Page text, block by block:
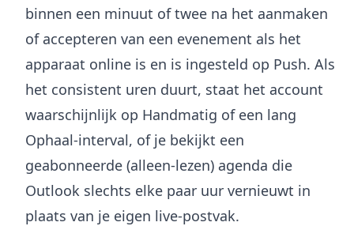
binnen een minuut of twee na het aanmaken
of accepteren van een evenement als het
apparaat online is en is ingesteld op Push. Als
het consistent uren duurt, staat het account
waarschijnlijk op Handmatig of een lang
Ophaal-interval, of je bekijkt een
geabonneerde (alleen-lezen) agenda die
Outlook slechts elke paar uur vernieuwt in
plaats van je eigen live-postvak.